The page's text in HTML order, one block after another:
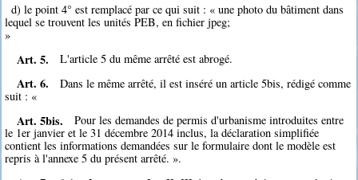
d) le point 4° est remplacé par ce qui suit : « une photo du bâtiment dans
lequel se trouvent les unités PEB, en fichier jpeg;
»
Art. 5. L'article 5 du même arrêté est abrogé.
Art. 6.
Dans le même arrêté, il est inséré un article 5bis, rédigé comme
suit : «
Art. 5bis.
Pour les demandes de permis d'urbanisme introduites entre
le 1er janvier et le 31 décembre 2014 inclus, la déclaration simplifiée
contient les informations demandées sur le formulaire dont le modèle est
repris à l'annexe 5 du présent arrêté. ».